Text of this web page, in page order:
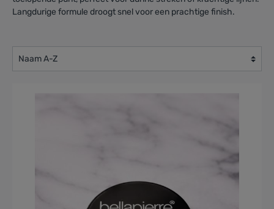
Langdurige formule droogt snel voor een prachtige finish.